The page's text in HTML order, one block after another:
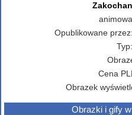
Opublikowane przez:
Typ:
Cena
Obrazek
Obrazki i gify